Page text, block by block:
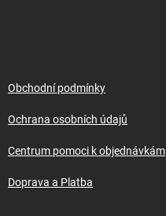
Obchodní podmínky
Ochrana osobních údajů
Centrum pomoci k objednávkám
Doprava a Platba